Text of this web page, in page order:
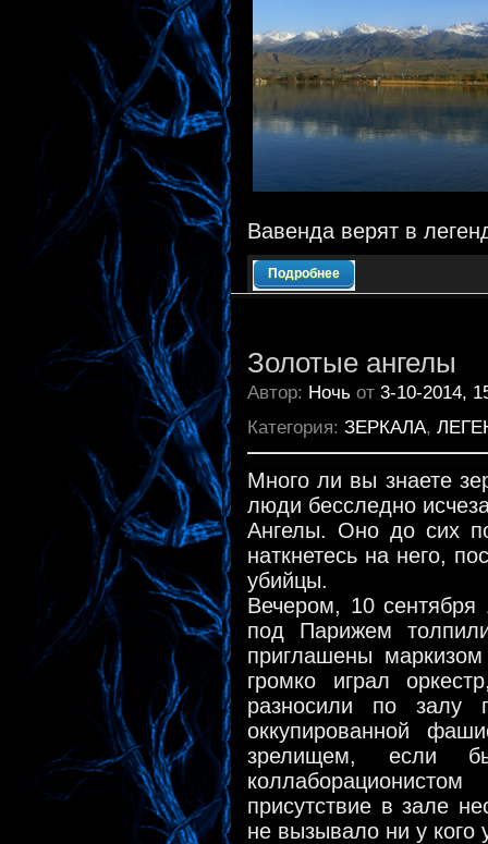
Вавенда верят в
Подробнее
Золотые ангелы
Автор: Ночь от 3-10-2014,
Категория: ЗЕРКАЛА,
Много ли вы знаете
люди бесследно
Ангелы. Оно до сих
наткнетесь на него,
убийцы.
Вечером, 10
под Парижем
приглашены
громко играл
разносили по залу
оккупированной
зрелищем, если
присутствие в зале
не вызывало ни у кого